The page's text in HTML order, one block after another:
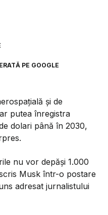
PE GOOGLE
și de
putea înregistra
dolari până în 2030,
nu vor depăși 1.000
Musk într-o postare
adresat jurnalistului